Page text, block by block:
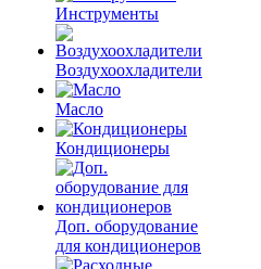
Инструменты
Воздухоохладители
Масло
Кондиционеры
Доп. оборудование
для кондиционеров